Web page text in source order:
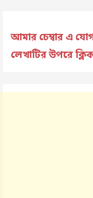
আমার চেম্বার এ
লেখাটির উপরে